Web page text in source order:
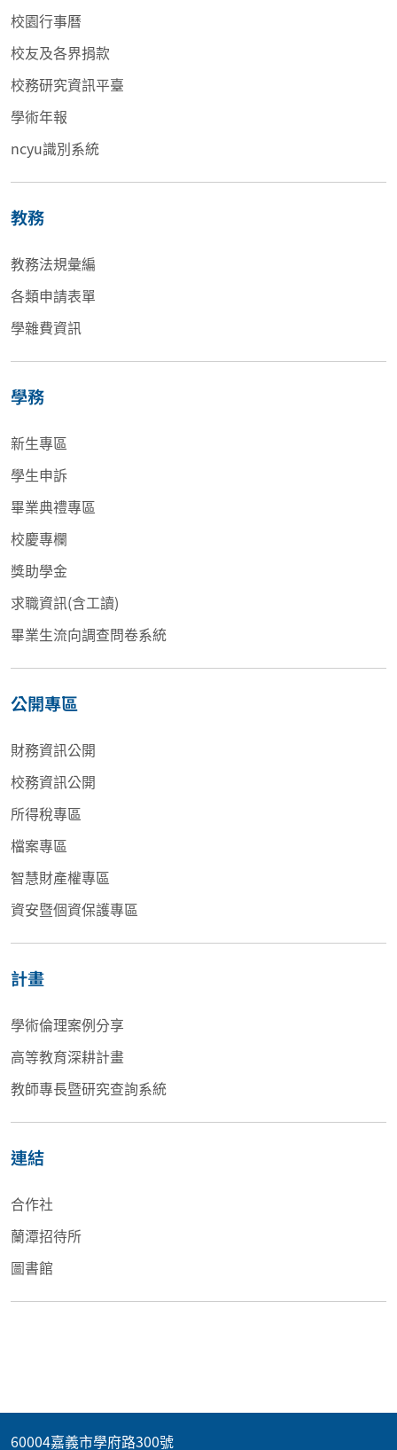
校園行事曆
校友及各界捐款
校務研究資訊平臺
學術年報
ncyu識別系統
教務
教務法規彙編
各類申請表單
學雜費資訊
學務
新生專區
學生申訴
畢業典禮專區
校慶專欄
獎助學金
求職資訊(含工讀)
畢業生流向調查問卷系統
公開專區
財務資訊公開
校務資訊公開
所得稅專區
檔案專區
智慧財產權專區
資安暨個資保護專區
計畫
學術倫理案例分享
高等教育深耕計畫
教師專長暨研究查詢系統
連結
合作社
蘭潭招待所
圖書館
60004嘉義市學府路300號